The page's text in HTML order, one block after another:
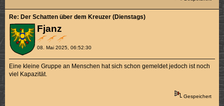
Fjanz
08. Mai 2025, 06:52:30
Re: Der Schatten über dem Kreuzer (Dienstags)
Eine kleine Gruppe an Menschen hat sich schon gemeldet jedoch ist noch
viel Kapazität.
Gespeichert